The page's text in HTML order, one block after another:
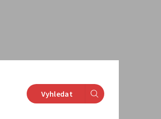
Vyhledat